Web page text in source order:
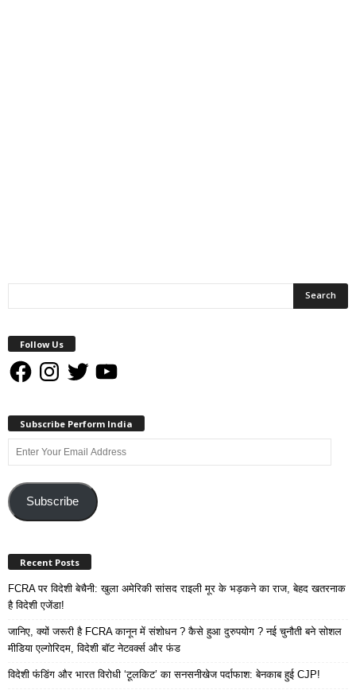
Follow Us
FacebookInstagram
Twitter YouTube
Subscribe Perform India
Enter
Your
Email
AddressSubscribe
Recent Posts
FCRA पर विदेशी बेचैनी: खुला अमेरिकी सांसद राइली मूर के भड़कने का राज, बेहद खतरनाक
है विदेशी एजेंडा!
जानिए, क्यों जरूरी है FCRA कानून में संशोधन ? कैसे हुआ दुरुपयोग ? नई चुनौती बने सोशल
मीडिया एल्गोरिदम, विदेशी बॉट नेटवर्क्स और फंड
विदेशी फंडिंग और भारत विरोधी ‘टूलकिट’ का सनसनीखेज पर्दाफाश: बेनकाब हुई CJP!